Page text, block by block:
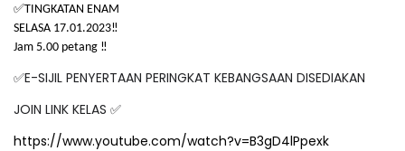
✅TINGKATAN ENAM
SELASA 17.01.2023‼️
Jam 5.00 petang ‼️
✅E-SIJIL PENYERTAAN PERINGKAT KEBANGSAAN DISEDIAKAN
JOIN LINK KELAS ✅
https://www.youtube.com/watch?v=B3gD4lPpexk